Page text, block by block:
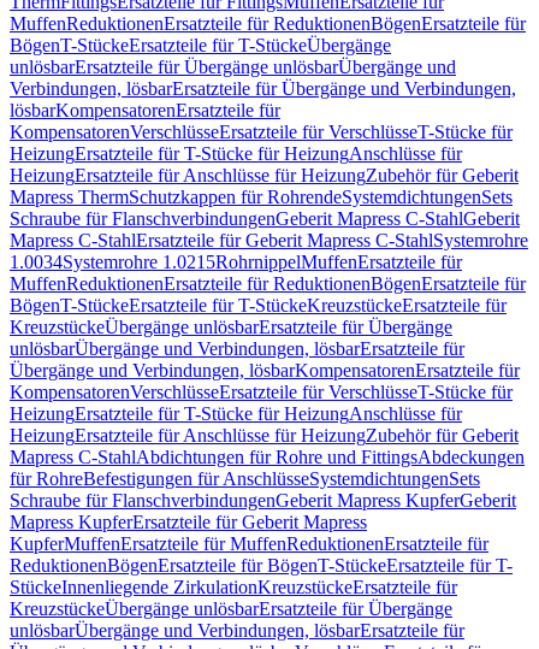
MuffenReduktionenErsatzteile für ReduktionenBögenErsatzteile für
BögenT-StückeErsatzteile für T-StückeÜbergänge
unlösbarErsatzteile für Übergänge unlösbarÜbergänge und
Verbindungen, lösbarErsatzteile für Übergänge und Verbindungen,
lösbarKompensatorenErsatzteile für
KompensatorenVerschlüsseErsatzteile für VerschlüsseT-Stücke für
HeizungErsatzteile für T-Stücke für HeizungAnschlüsse für
HeizungErsatzteile für Anschlüsse für HeizungZubehör für Geberit
Mapress ThermSchutzkappen für RohrendeSystemdichtungenSets
Schraube für FlanschverbindungenGeberit Mapress C-StahlGeberit
Mapress C-StahlErsatzteile für Geberit Mapress C-StahlSystemrohre
1.0034Systemrohre 1.0215RohrnippelMuffenErsatzteile für
MuffenReduktionenErsatzteile für ReduktionenBögenErsatzteile für
BögenT-StückeErsatzteile für T-StückeKreuzstückeErsatzteile für
KreuzstückeÜbergänge unlösbarErsatzteile für Übergänge
unlösbarÜbergänge und Verbindungen, lösbarErsatzteile für
Übergänge und Verbindungen, lösbarKompensatorenErsatzteile für
KompensatorenVerschlüsseErsatzteile für VerschlüsseT-Stücke für
HeizungErsatzteile für T-Stücke für HeizungAnschlüsse für
HeizungErsatzteile für Anschlüsse für HeizungZubehör für Geberit
Mapress C-StahlAbdichtungen für Rohre und FittingsAbdeckungen
für RohreBefestigungen für AnschlüsseSystemdichtungenSets
Schraube für FlanschverbindungenGeberit Mapress KupferGeberit
Mapress KupferErsatzteile für Geberit Mapress
KupferMuffenErsatzteile für MuffenReduktionenErsatzteile für
ReduktionenBögenErsatzteile für BögenT-StückeErsatzteile für T-
StückeInnenliegende ZirkulationKreuzstückeErsatzteile für
KreuzstückeÜbergänge unlösbarErsatzteile für Übergänge
unlösbarÜbergänge und Verbindungen, lösbarErsatzteile für